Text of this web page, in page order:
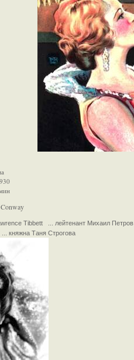
Tibbett ... лейтенант Михаил Петров
княжна Таня Строгова